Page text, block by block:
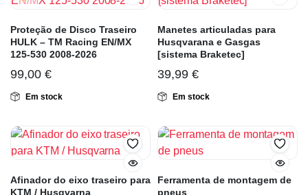
Proteção de Disco Traseiro
HULK – TM Racing EN/MX
125-530 2008-2026
99,00 €
Em stock
Manetes articuladas para
Husqvarana e Gasgas
[sistema Braketec]
39,99 €
Em stock
Afinador do eixo traseiro para
KTM / Husqvarna
Ferramenta de montagem de
pneus